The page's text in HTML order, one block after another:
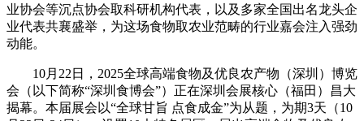
业协会等沉点协会取科研机构代表，以及多家全国出名龙头企
业代表共襄盛举，为这场食物取农业范畴的行业嘉会注入强劲
动能。
10月22日，2025全球高端食物及优良农产物（深圳）博览
会（以下简称“深圳食博会”）正在深圳会展核心（福田）昌大
揭幕。本届展会以“全球甘旨 点食成金”为从题，为期3天（10